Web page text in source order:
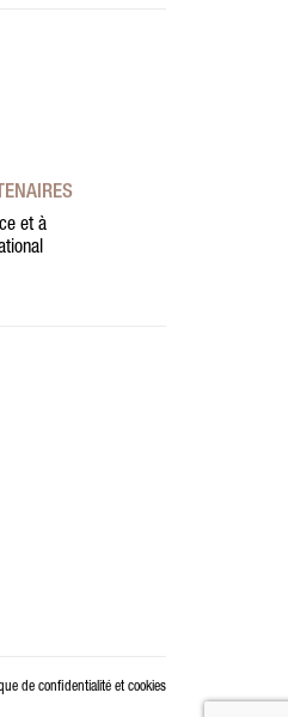
et à
de confidentialité et cookies